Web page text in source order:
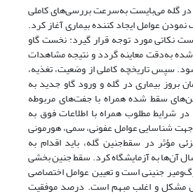
گله می‌بایست به‌سرعت بررسی‌های کاملی
عوامل ایجاد کننده بیماری آغاز کرد.
نکاتی مورد توجه قرار گیرد: نخست گاو
به‌دقت معاینه گردد و نتیجه مشاهدات
سپس تاریخچه کاملی از وضعیت، تغذیه،
بروز بیماری در گله و ورود گاو جدید به
سقط شده همراه با جفت‌های مربوطه
شرایط مطلوب همراه با اطلاعات فوق به
شناسایی عوامل عفونی، سمی، هورمونی
مؤثر در سقط‌جنین گله، باید اقدام به
آن‌ها به آزمایشگاه‌ کرد. سقط ‌جنین بخشی
جنینی است و تعیین عوامل اختصاصی
مشکل و اغلب مبهم است. درصد موفقیت